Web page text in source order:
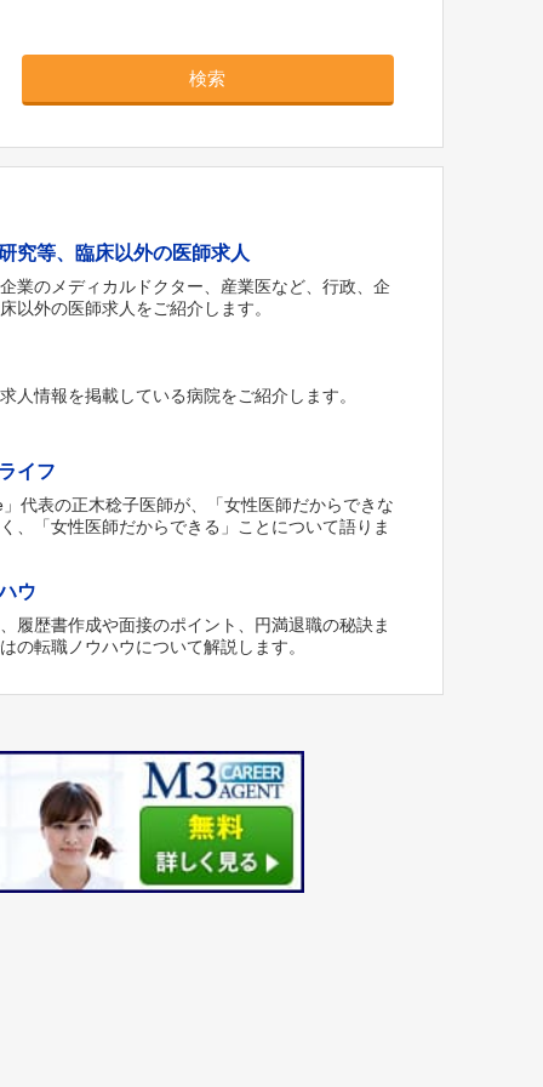
検索
究等、臨床以外の医師求人
業のメディカルドクター、産業医など、行政、企
以外の医師求人をご紹介します。
人情報を掲載している病院をご紹介します。
イフ
」代表の正木稔子医師が、「女性医師だからできな
、「女性医師だからできる」ことについて語りま
ウ
履歴書作成や面接のポイント、円満退職の秘訣ま
の転職ノウハウについて解説します。